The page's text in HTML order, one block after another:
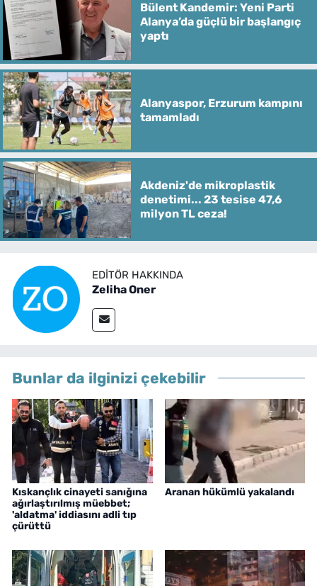
Bülent Kandemir: Yeni Parti
Alanya’da güçlü bir başlangıç
yaptı
Alanyaspor, Erzurum kampını
tamamladı
Akdeniz'de mikroplastik
denetimi... 23 tesise 47,6
milyon TL ceza!
EDITÖR HAKKINDA
Zeliha Oner
Bunlar da ilginizi çekebilir
Kıskançlık cinayeti sanığına
ağırlaştırılmış müebbet;
'aldatma' iddiasını adli tıp
çürüttü
Aranan hükümlü yakalandı